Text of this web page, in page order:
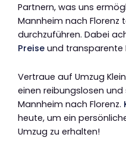
Partnern, was uns
Mannheim nach
durchzuführen. Dabei
Preise und transparente
Vertraue auf Umzug
einen reibungslosen
Mannheim nach Florenz.
heute, um ein
Umzug zu erhalten!